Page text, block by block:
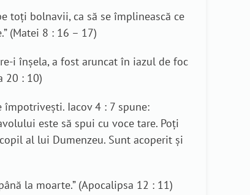
toţi bolnavii, ca să se împlinească ce
(Matei 8 : 16 – 17)
i înşela, a fost aruncat în iazul de foc
20 : 10)
Iacov 4 : 7 spune:
este să spui cu voce tare. Poți
al lui Dumenzeu. Sunt acoperit și
la moarte.” (Apocalipsa 12 : 11)